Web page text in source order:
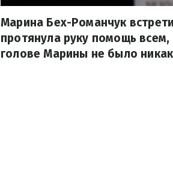
Марина Бех-Романчук
протянула руку помощь
голове Марины не было